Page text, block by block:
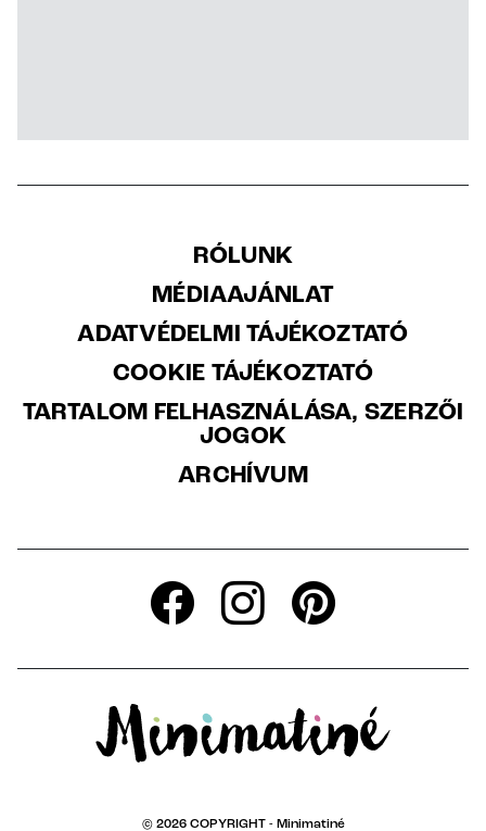
RÓLUNK
MÉDIAAJÁNLAT
ADATVÉDELMI TÁJÉKOZTATÓ
COOKIE TÁJÉKOZTATÓ
TARTALOM FELHASZNÁLÁSA, SZERZŐI
JOGOK
ARCHÍVUM
© 2026 COPYRIGHT - Minimatiné